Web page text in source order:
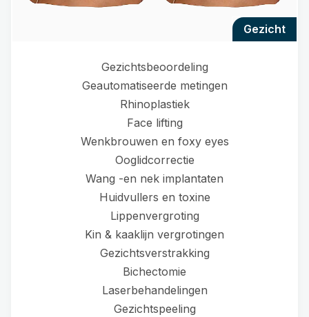
gezicht
Gezichtsbeoordeling
Geautomatiseerde metingen
Rhinoplastiek
Face lifting
Wenkbrouwen en foxy eyes
Ooglidcorrectie
Wang -en nek implantaten
Huidvullers en toxine
Lippenvergroting
Kin & kaaklijn vergrotingen
Gezichtsverstrakking
Bichectomie
Laserbehandelingen
Gezichtspeeling